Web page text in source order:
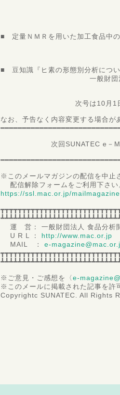
■ 定量ＮＭＲを用いた加工食品中
■ 豆知識『ヒ素の形態別分析につ
一般財団法人 食品分
次号は10月1日配信
なお、予告なく内容変更する場合
次回SUNATEC e－
※このメールマガジンの配信を中止
配信解除フォームをご利用下さい
https://ssl.mac.or.jp/
運 営： 一般財団法人 食品分析
U R L ： http://www.mac.or.jp
MAIL ： e-
※ご意見・ご感想を〈e-
※このメールに掲載された記事を許
Copyrightc SUNATEC. All Rights